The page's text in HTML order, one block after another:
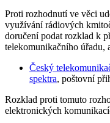
Proti rozhodnutí ve věci
využívání rádiových
doručení podat rozklad k
telekomunikačního úřadu,
Český
spektra, poštovní
Rozklad proti tomuto
elektronických